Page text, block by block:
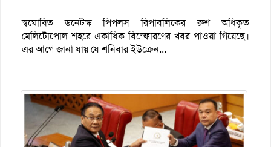
স্বঘোষিত ডনেটস্ক পিপলস রিপাবলিকের রুশ অধিকৃত
মেলিটোপোল শহরে একাধিক বিস্ফোরণের খবর পাওয়া গিয়েছে।
এর আগে জানা যায় যে শনিবার ইউক্রেন...